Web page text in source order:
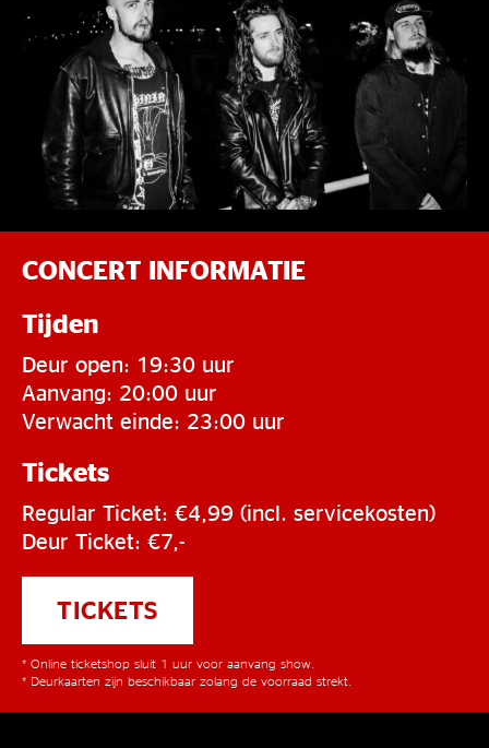
CONCERT INFORMATIE
Tijden
Deur open: 19:30 uur
Aanvang: 20:00 uur
Verwacht einde: 23:00 uur
Tickets
Regular Ticket: €4,99 (incl. servicekosten)
Deur Ticket: €7,-
TICKETS
* Online ticketshop sluit 1 uur voor aanvang show.
* Deurkaarten zijn beschikbaar zolang de voorraad strekt.